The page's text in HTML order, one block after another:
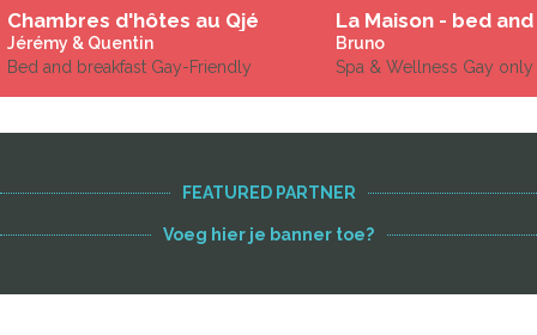
Chambres d'hôtes au Qjé
Jérémy & Quentin
Bed and breakfast Gay-Friendly
Bruno
Spa & Wellness Gay only
FEATURED PARTNER
Voeg hier je banner toe?